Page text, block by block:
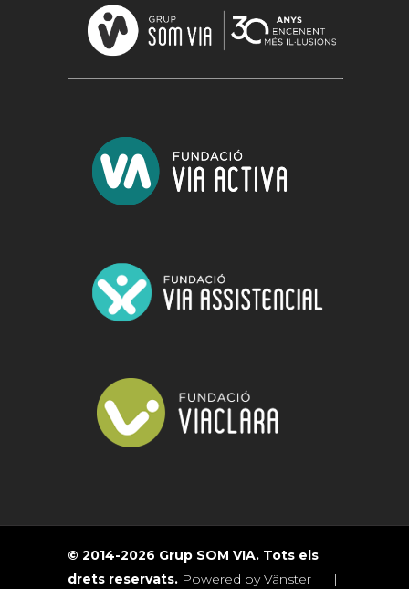
© 2014-2026 Grup SOM VIA. Tots els
drets reservats. Powered by Vänster |